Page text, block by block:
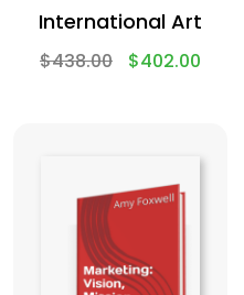
International Art
$438.00 $402.00